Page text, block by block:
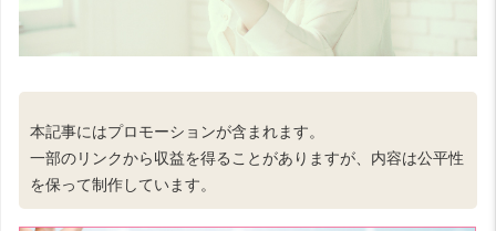
本記事にはプロモーションが含まれます。
一部のリンクから収益を得ることがありますが、内容は公平性
を保って制作しています。